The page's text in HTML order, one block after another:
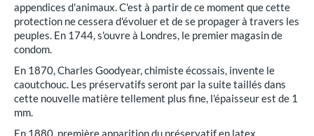
appendices d'animaux. C'est à partir de ce moment que cette
protection ne cessera d'évoluer et de se propager à travers les
peuples. En 1744, s'ouvre à Londres, le premier magasin de
condom.
En 1870, Charles Goodyear, chimiste écossais, invente le
caoutchouc. Les préservatifs seront par la suite taillés dans
cette nouvelle matière tellement plus fine, l'épaisseur est de 1
mm.
En 1880, première apparition du préservatif en latex.